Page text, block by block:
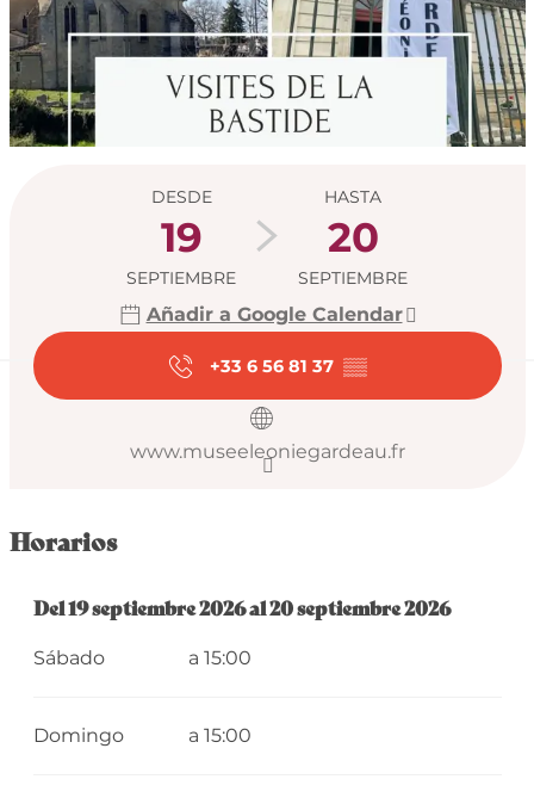
Horarios y datos
DESDE
19
SEPTIEMBRE
HASTA
20
SEPTIEMBRE
Añadir a Google Calendar
+33 6 56 81 37 ▒▒
www.museeleoniegardeau.fr
Horarios
Del19 septiembre 2026al20 septiembre 2026
Del19 septiembre 2026al20 septiembre 2026
Sábado a 15:00
Domingo a 15:00